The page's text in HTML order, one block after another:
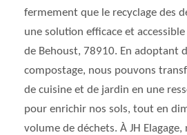
fermement que le recyclage des
une solution efficace et
de Behoust, 78910. En adoptant
compostage, nous pouvons
de cuisine et de jardin en une
pour enrichir nos sols, tout en
volume de déchets. À JH